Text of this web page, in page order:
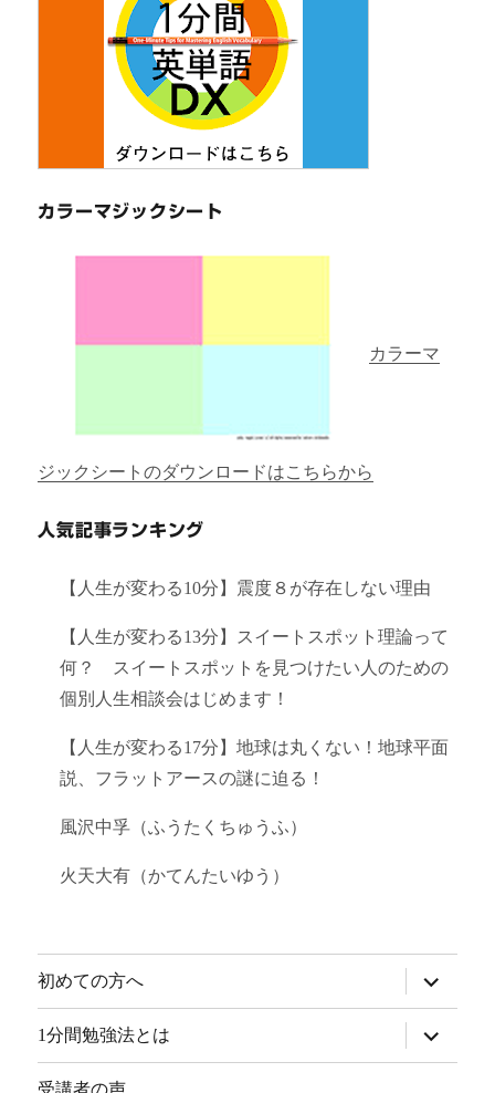
カラーマジックシート
カラーマ
ジックシートのダウンロードはこちらから
人気記事ランキング
【人生が変わる10分】震度８が存在しない理由
【人生が変わる13分】スイートスポット理論って
何？ スイートスポットを見つけたい人のための
個別人生相談会はじめます！
【人生が変わる17分】地球は丸くない！地球平面
説、フラットアースの謎に迫る！
風沢中孚（ふうたくちゅうふ）
火天大有（かてんたいゆう）
初めての方へ
ブ
メ
ニ
ュ
ー
1分間勉強法とは
ブ
メ